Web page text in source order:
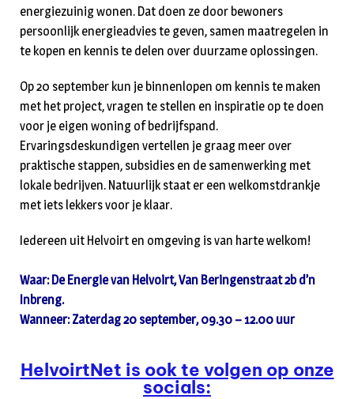
energiezuinig wonen. Dat doen ze door bewoners
persoonlijk energieadvies te geven, samen maatregelen in
te kopen en kennis te delen over duurzame oplossingen.
Op 20 september kun je binnenlopen om kennis te maken
met het project, vragen te stellen en inspiratie op te doen
voor je eigen woning of bedrijfspand.
Ervaringsdeskundigen vertellen je graag meer over
praktische stappen, subsidies en de samenwerking met
lokale bedrijven. Natuurlijk staat er een welkomstdrankje
met iets lekkers voor je klaar.
Iedereen uit Helvoirt en omgeving is van harte welkom!
Waar: De Energie van Helvoirt, Van Beringenstraat 2b d’n
Inbreng.
Wanneer: Zaterdag 20 september, 09.30 – 12.00 uur
HelvoirtNet is ook te volgen op onze
socials: